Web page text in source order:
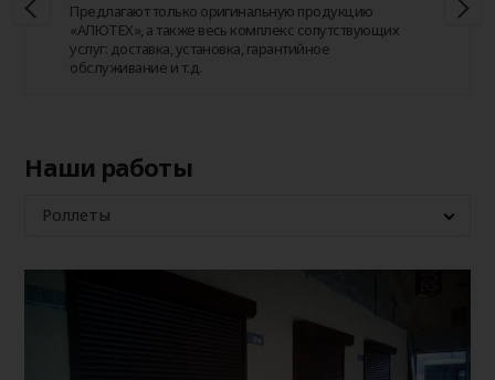
Предлагают только оригинальную продукцию
«АЛЮТЕХ», а также весь комплекс сопутствующих
услуг: доставка, установка, гарантийное
обслуживание и т.д.
Наши работы
Роллеты